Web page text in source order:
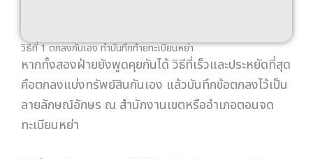
สิ่งที่ควรรู้คือ กฎหมายไม่ได้บังคับว่าข้อตกลงแบ่งสิน
สมรสต้องทำเป็นหนังสือเสมอไป การตกลงด้วยวาจาก็มี
ผลบังคับได้ แต่การพิสูจน์ในภายหลังจะยากกว่ามาก ดัง
นั้นแนะนำอย่างยิ่งให้ทนายความช่วยร่างบันทึกข้อตกลง
เพื่อความรัดกุมและป้องกันปัญหาในอนาคต